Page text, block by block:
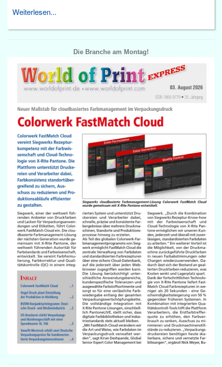
Weiterlesen...
Die Branche am Montag!